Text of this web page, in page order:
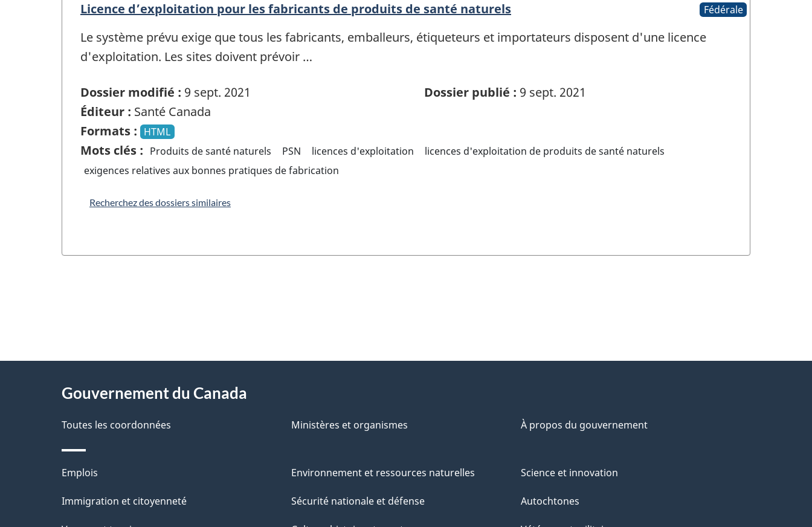
Licence d’exploitation pour les fabricants de produits de santé naturels Fédérale
Le système prévu exige que tous les fabricants, emballeurs, étiqueteurs et importateurs disposent d'une licence
d'exploitation. Les sites doivent prévoir …
Dossier modifié : 9 sept. 2021 Dossier publié : 9 sept. 2021
Éditeur : Santé Canada
Formats : HTML
Mots clés : Produits de santé naturels PSN licences d'exploitation
licences d'exploitation de produits de santé naturels
exigences relatives aux bonnes pratiques de fabrication
Recherchez des dossiers similaires
D
é
t
a
i
l
d
Gouvernement du Canada
Toutes les coordonnées Ministères et organismes À propos du gouvernement
Thèmes
et
Emplois
Immigration et citoyenneté
Environnement et ressources naturelles
Sécurité nationale et défense
Science et innovation
Autochtones